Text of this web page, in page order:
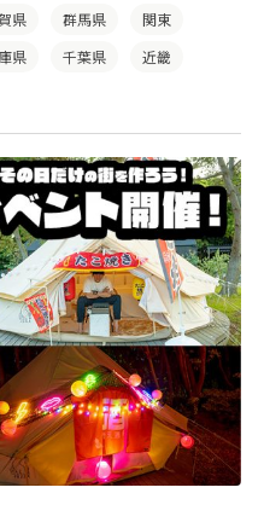
では「10TH
県 群馬県 関東
県 千葉県 近畿